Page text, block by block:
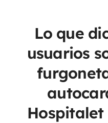
Lo que
usuarios